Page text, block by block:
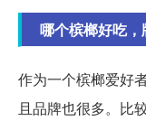
哪个槟榔好吃，
作为一个槟榔爱好
且品牌也很多。比